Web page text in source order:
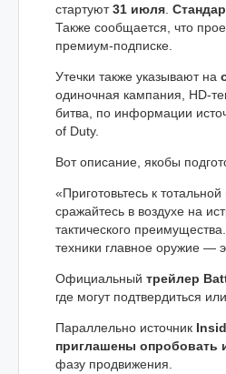
стартуют31 июля
Также сообщается, что
премиум-подписке.
Утечки также указывают на
одиночная кампания, HD-
битва, по информации
of Duty.
Вот описание, якобы
«Приготовьтесь к
сражайтесь в воздухе на
тактического
техники главное оружие —
Официальный трейлер
где могут подтвердиться
Параллельно источник
приглашены опробовать
фазу продвижения.